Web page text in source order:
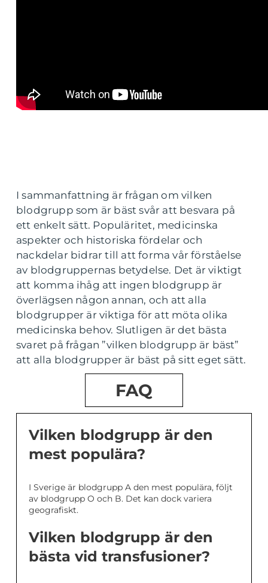
I sammanfattning är frågan om vilken
blodgrupp som är bäst svår att besvara på
ett enkelt sätt. Populäritet, medicinska
aspekter och historiska fördelar och
nackdelar bidrar till att forma vår förståelse
av blodgruppernas betydelse. Det är viktigt
att komma ihåg att ingen blodgrupp är
överlägsen någon annan, och att alla
blodgrupper är viktiga för att möta olika
medicinska behov. Slutligen är det bästa
svaret på frågan ”vilken blodgrupp är bäst”
att alla blodgrupper är bäst på sitt eget sätt.
FAQ
Vilken blodgrupp är den
mest populära?
I Sverige är blodgrupp A den mest populära, följt
av blodgrupp O och B. Det kan dock variera
geografiskt.
Vilken blodgrupp är den
bästa vid transfusioner?